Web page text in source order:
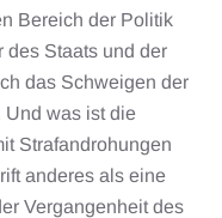
Bereich der Politik
des Staats und der
das Schweigen der
Und was ist die
Strafandrohungen
anderes als eine
Vergangenheit des